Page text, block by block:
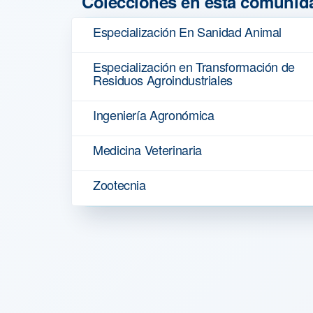
Especialización En Sanidad Animal
Especialización en Transformación de
Residuos Agroindustriales
Ingeniería Agronómica
Medicina Veterinaria
Zootecnia